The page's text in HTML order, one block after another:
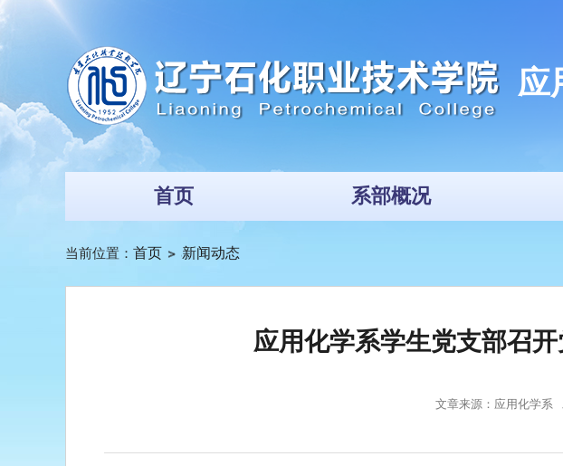
应
首页 系部概况
当前位置： 首页 新闻动态
应用化学系学生党支部召
文章来源：应用化学系